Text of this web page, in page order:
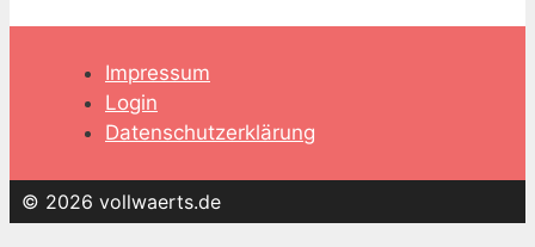
Impressum
Login
Datenschutzerklärung
© 2026 vollwaerts.de